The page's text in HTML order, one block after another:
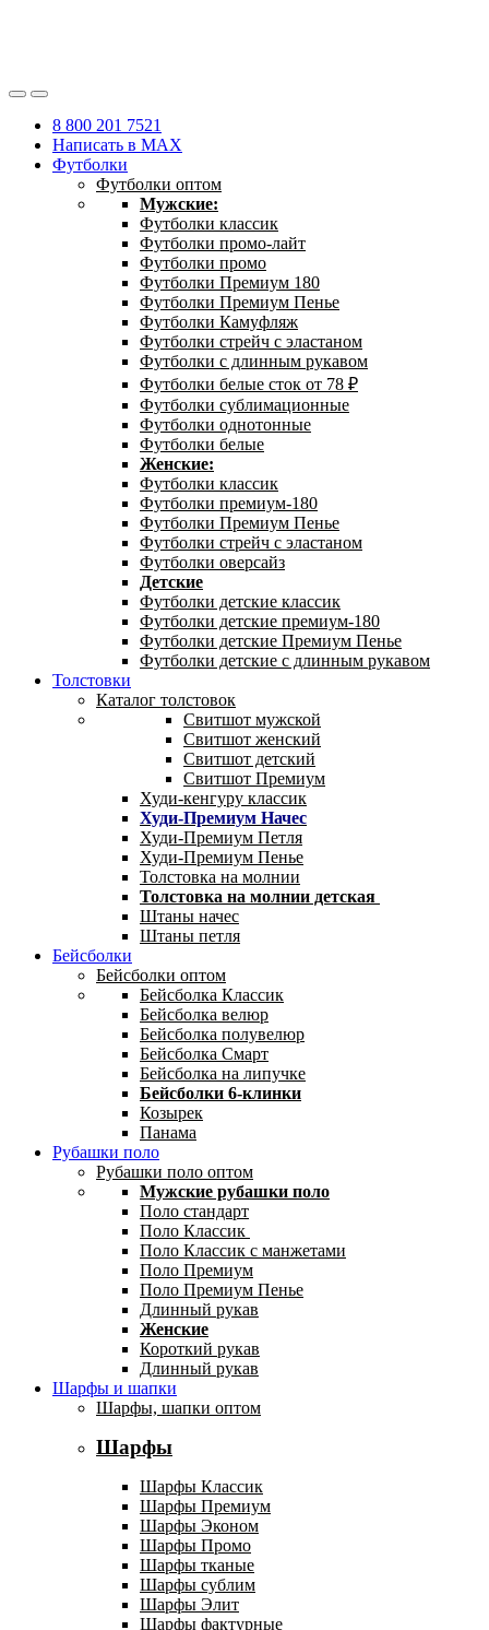
8 800 201 7521
Написать в MAX
Футболки
Футболки оптом
Мужские:
Футболки классик
Футболки промо-лайт
Футболки промо
Футболки Премиум 180
Футболки Премиум Пенье
Футболки Камуфляж
Футболки стрейч с эластаном
Футболки с длинным рукавом
Футболки белые сток от 78 ₽
Футболки сублимационные
Футболки однотонные
Футболки белые
Женские:
Футболки классик
Футболки премиум-180
Футболки Премиум Пенье
Футболки стрейч с эластаном
Футболки оверсайз
Детские
Футболки детские классик
Футболки детские премиум-180
Футболки детские Премиум Пенье
Футболки детские с длинным рукавом
Толстовки
Каталог толстовок
Свитшот мужской
Свитшот женский
Свитшот детский
Свитшот Премиум
Худи-кенгуру классик
Худи-Премиум Начес
Худи-Премиум Петля
Худи-Премиум Пенье
Толстовка на молнии
Толстовка на молнии детская
Штаны начес
Штаны петля
Бейсболки
Бейсболки оптом
Бейсболка Классик
Бейсболка велюр
Бейсболка полувелюр
Бейсболка Смарт
Бейсболка на липучке
Бейсболки 6-клинки
Козырек
Панама
Рубашки поло
Рубашки поло оптом
Мужские рубашки поло
Поло стандарт
Поло Классик
Поло Классик с манжетами
Поло Премиум
Поло Премиум Пенье
Длинный рукав
Женские
Короткий рукав
Длинный рукав
Шарфы и шапки
Шарфы, шапки оптом
Шарфы
Шарфы Классик
Шарфы Премиум
Шарфы Эконом
Шарфы Промо
Шарфы тканые
Шарфы сублим
Шарфы Элит
Шарфы фактурные